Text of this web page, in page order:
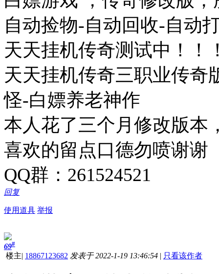
自动捡物-自动回收-自动
天天挂机传奇测试中！！
天天挂机传奇三职业传奇
怪-白嫖养老神作
本人花了三个月修改版本
喜欢的留点口德勿喷谢谢
QQ群：261524521
回复
使用道具 举报
69#
楼主| 18867123682 发表于 2022-1-19 13:46:54 | 只看该作者